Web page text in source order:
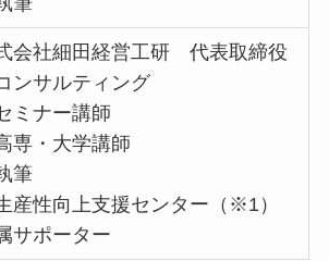
会社細田経営工研 代表取締役
ンサルティング
ミナー講師
専・大学講師
筆
産性向上支援センター（※1）
サポーター